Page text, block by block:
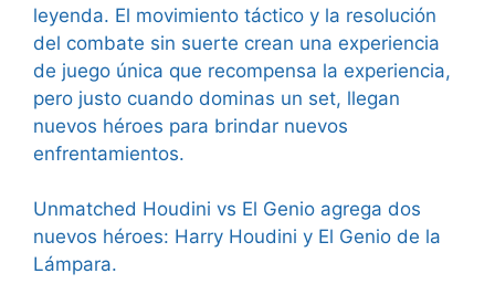
leyenda. El movimiento táctico y la resolución
del combate sin suerte crean una experiencia
de juego única que recompensa la experiencia,
pero justo cuando dominas un set, llegan
nuevos héroes para brindar nuevos
enfrentamientos.
Unmatched Houdini vs El Genio agrega dos
nuevos héroes: Harry Houdini y El Genio de la
Lámpara.